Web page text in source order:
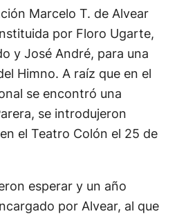
Marcelo T. de Alvear
por Floro Ugarte,
y José André, para una
Himno. A raíz que en el
se encontró una
se introdujeron
el Teatro Colón el 25 de
esperar y un año
por Alvear, al que